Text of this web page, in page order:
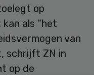
op
als “het
van
schrijft ZN in
op de